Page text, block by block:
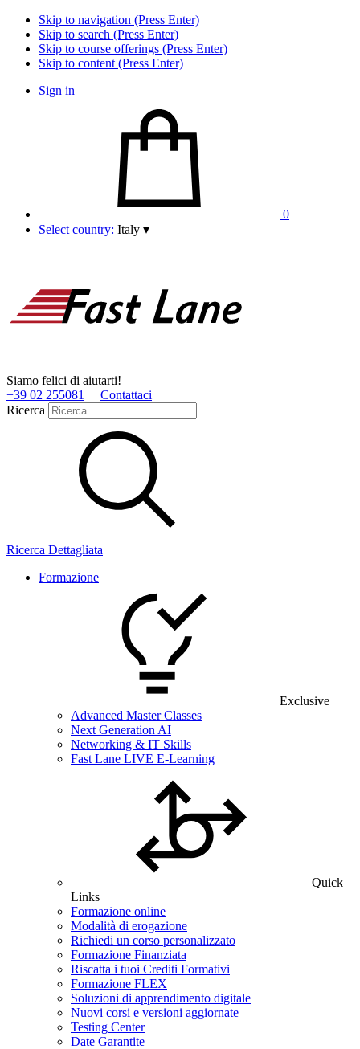
Skip to navigation (Press Enter)
Skip to search (Press Enter)
Skip to course offerings (Press Enter)
Skip to content (Press Enter)
Sign in
0
Select country: Italy ▾
Siamo felici di aiutarti!
+39 02 255081
Contattaci
Ricerca
Ricerca Dettagliata
Formazione
Exclusive
Advanced Master Classes
Next Generation AI
Networking & IT Skills
Fast Lane LIVE E-Learning
Quick
Links
Formazione online
Modalità di erogazione
Richiedi un corso personalizzato
Formazione Finanziata
Riscatta i tuoi Crediti Formativi
Formazione FLEX
Soluzioni di apprendimento digitale
Nuovi corsi e versioni aggiornate
Testing Center
Date Garantite